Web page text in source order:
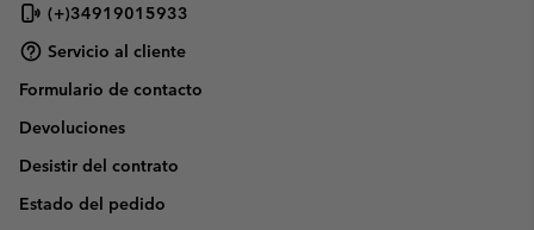
(+)34919015933
Servicio al cliente
Formulario de contacto
Devoluciones
Desistir del contrato
Estado del pedido